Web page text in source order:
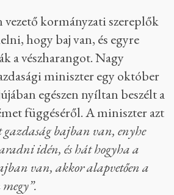
kormányzati szereplők
hogy baj van, és egyre
a vészharangot. Nagy
miniszter egy október
egészen nyíltan beszélt a
függéséről. A miniszter azt
gazdaság bajban van, enyhe
idén, és hát hogyha a
van, akkor alapvetően a